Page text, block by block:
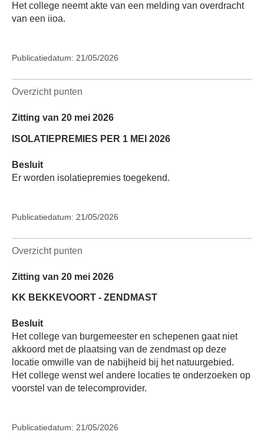
Het college neemt akte van een melding van overdracht
van een iioa.
Publicatiedatum: 21/05/2026
Overzicht punten
Zitting van 20 mei 2026
ISOLATIEPREMIES PER 1 MEI 2026
Besluit
Er worden isolatiepremies toegekend.
Publicatiedatum: 21/05/2026
Overzicht punten
Zitting van 20 mei 2026
KK BEKKEVOORT - ZENDMAST
Besluit
Het college van burgemeester en schepenen gaat niet
akkoord met de plaatsing van de zendmast op deze
locatie omwille van de nabijheid bij het natuurgebied.
Het college wenst wel andere locaties te onderzoeken op
voorstel van de telecomprovider.
Publicatiedatum: 21/05/2026